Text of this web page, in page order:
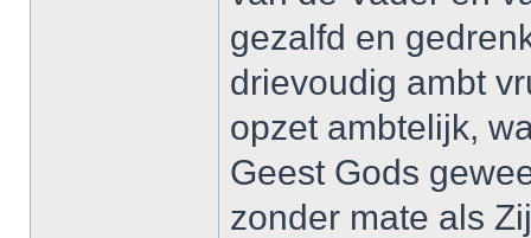
gezalfd en
drievoudig ambt
opzet ambtelijk,
Geest Gods
zonder mate als